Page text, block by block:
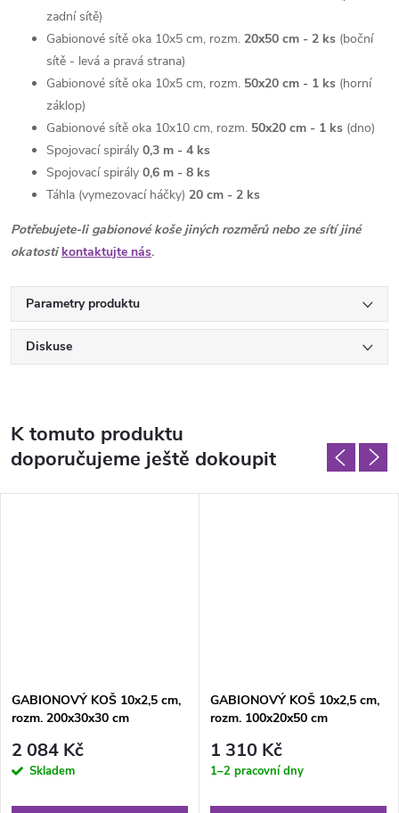
zadní sítě)
Gabionové sítě oka 10x5 cm, rozm. 20x50 cm - 2 ks (boční
sítě - levá a pravá strana)
Gabionové sítě oka 10x5 cm, rozm. 50x20 cm - 1 ks (horní
záklop)
Gabionové sítě oka 10x10 cm, rozm. 50x20 cm - 1 ks (dno)
Spojovací spirály 0,3 m - 4 ks
Spojovací spirály 0,6 m - 8 ks
Táhla (vymezovací háčky) 20 cm - 2 ks
Potřebujete-li gabionové koše jiných rozměrů nebo ze sítí jiné
okatosti kontaktujte nás.
Parametry produktu
Diskuse
K tomuto produktu
doporučujeme ještě dokoupit
GABIONOVÝ KOŠ 10x2,5 cm,
rozm. 200x30x30 cm
2 084 Kč
Skladem
GABIONOVÝ KOŠ 10x2,5 cm,
rozm. 100x20x50 cm
1 310 Kč
1–2 pracovní dny